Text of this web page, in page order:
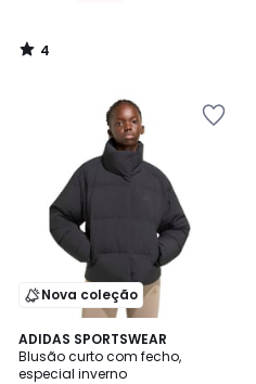
4
/
Nova coleção
ADIDAS SPORTSWEAR
Blusão curto com fecho,
especial inverno